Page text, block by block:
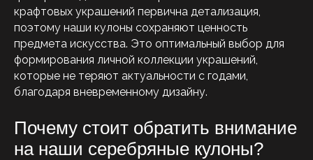
крафтовых украшений первична детализация,
поэтому наши кулоны сохраняют ценность
предмета искусства. Это оптимальный выбор для
формирования личной коллекции украшений,
которые не теряют актуальности с годами,
благодаря вневременному дизайну.
Почему стоит обратить внимание
на наши серебряные кулоны?